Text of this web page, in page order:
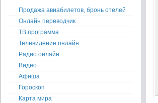
Продажа авиабилетов, бронь отелей
Онлайн переводчик
ТВ программа
Телевидение онлайн
Радио онлайн
Видео
Афиша
Гороскоп
Карта мира